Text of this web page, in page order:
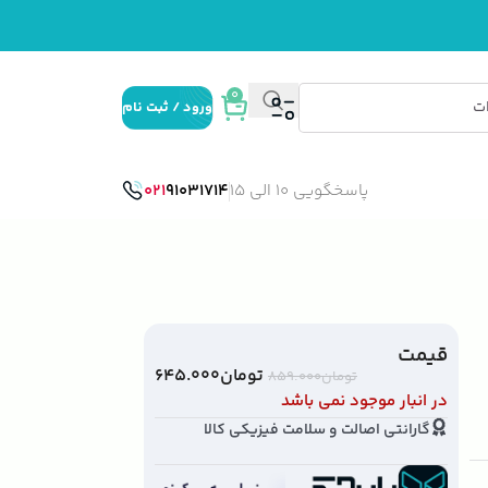
0
ورود / ثبت نام
پاسخگویی 10 الی 15 02191031714
قیمت
تومان۸۵۹.۰۰۰ تومان۶۴۵.۰۰۰
در انبار موجود نمی باشد
گارانتی اصالت و سلامت فیزیکی کالا